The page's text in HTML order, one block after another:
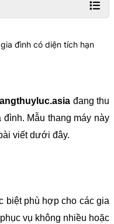
đình có diện tích hạn
đang thu
Mẫu thang máy này
viết dưới đây.
biệt phù hợp cho các gia
vụ không nhiều hoặc